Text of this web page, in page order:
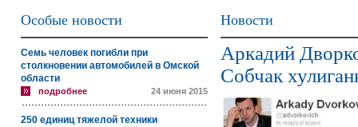
Особые новости
Семь человек погибли при
столкновении автомобилей в Омской
области
подробнее 24 июня 2015
250 единиц тяжелой техники
Новости
Аркадий
Собчак